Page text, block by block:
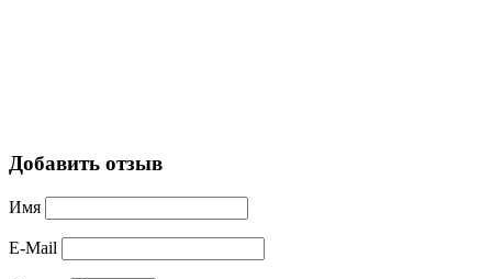
Добавить отзыв
Имя
E-Mail